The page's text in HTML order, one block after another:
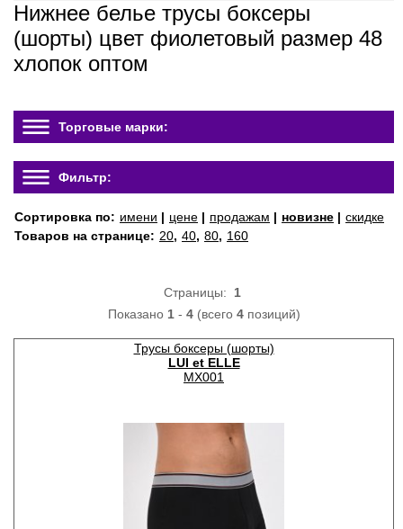
Нижнее белье трусы боксеры
(шорты) цвет фиолетовый размер 48
хлопок оптом
Торговые марки:
Фильтр:
Сортировка по: имени | цене | продажам | новизне | скидке
Товаров на странице: 20, 40, 80, 160
Страницы: 1
Показано 1- 4(всего 4позиций)
Трусы боксеры (шорты)
LUI et ELLE
MX001